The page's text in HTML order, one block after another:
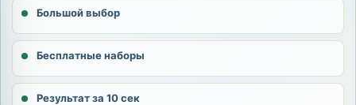
Большой выбор
Бесплатные наборы
Результат за 10 сек